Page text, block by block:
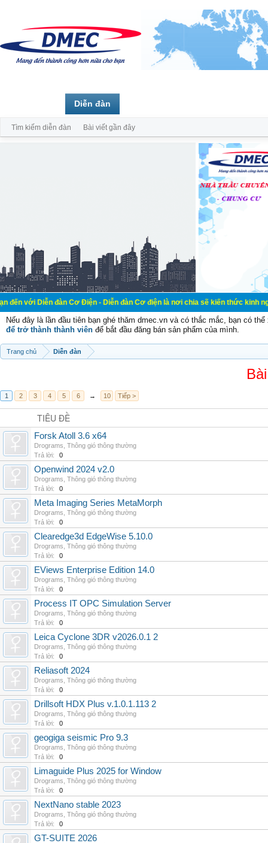
đàn Cơ Điện - Diễn đàn Cơ điện là nơi chia sẽ kiến thức kinh nghiệm
Nếu đây là lần đầu tiên bạn ghé thăm dmec.vn và có thắc mắc, bạn có
để trở thành thành viên để bắt đầu đăng bán sản phẩm của mình.
Trang chủ Diễn đàn
1 2 3 4 5 6 → 10 Tiếp >
TIÊU ĐỀ
Forsk Atoll 3.6 x64
Drograms Thông gió thông thường
Trả lời:
0
Openwind 2024 v2.0
Drograms Thông gió thông thường
Trả lời:
0
Meta Imaging Series MetaMorph
Drograms Thông gió thông thường
Trả lời:
0
Clearedge3d EdgeWise 5.10.0
Drograms Thông gió thông thường
Trả lời:
0
EViews Enterprise Edition 14.0
Drograms Thông gió thông thường
Trả lời:
0
Process IT OPC Simulation Server
Drograms Thông gió thông thường
Trả lời:
0
Leica Cyclone 3DR v2026.0.1 2
Drograms Thông gió thông thường
Trả lời:
0
Reliasoft 2024
Drograms Thông gió thông thường
Trả lời:
0
Drillsoft HDX Plus v.1.0.1.113 2
Drograms Thông gió thông thường
Trả lời:
0
geogiga seismic Pro 9.3
Drograms Thông gió thông thường
Trả lời:
0
Limaguide Plus 2025 for Window
Drograms Thông gió thông thường
Trả lời:
0
NextNano stable 2023
Drograms Thông gió thông thường
Trả lời:
0
GT-SUITE 2026
Diễn đàn
Tìm kiếm diễn đàn Bài viết gần đây